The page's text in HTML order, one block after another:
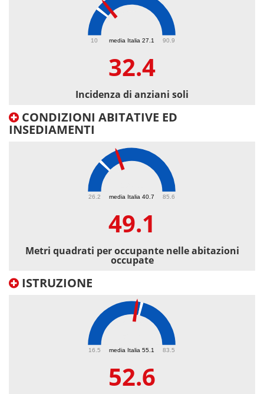
media Italia 27.1
10 90.9
32.4
Incidenza di anziani soli
CONDIZIONI ABITATIVE ED
INSEDIAMENTI
media Italia 40.7
26.2 85.6
49.1
Metri quadrati per occupante nelle abitazioni
occupate
ISTRUZIONE
media Italia 55.1
16.5 83.5
52.6